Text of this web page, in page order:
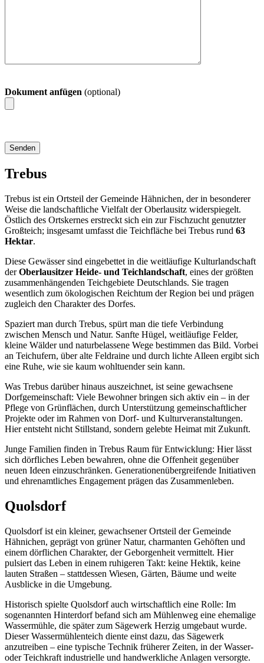
Dokument anfügen (optional)
Trebus
Trebus ist ein Ortsteil der Gemeinde Hähnichen, der in besonderer
Weise die landschaftliche Vielfalt der Oberlausitz widerspiegelt.
Östlich des Ortskernes erstreckt sich ein zur Fischzucht genutzter
Großteich; insgesamt umfasst die Teichfläche bei Trebus rund 63
Hektar.
Diese Gewässer sind eingebettet in die weitläufige Kulturlandschaft
derOberlausitzer Heide- und Teichlandschaft, eines der größten
zusammenhängenden Teichgebiete Deutschlands. Sie tragen
wesentlich zum ökologischen Reichtum der Region bei und prägen
zugleich den Charakter des Dorfes.
Spaziert man durch Trebus, spürt man die tiefe Verbindung
zwischen Mensch und Natur. Sanfte Hügel, weitläufige Felder,
kleine Wälder und naturbelassene Wege bestimmen das Bild. Vorbei
an Teichufern, über alte Feldraine und durch lichte Alleen ergibt sich
eine Ruhe, wie sie kaum wohltuender sein kann.
Was Trebus darüber hinaus auszeichnet, ist seine gewachsene
Dorfgemeinschaft: Viele Bewohner bringen sich aktiv ein – in der
Pflege von Grünflächen, durch Unterstützung gemeinschaftlicher
Projekte oder im Rahmen von Dorf- und Kulturveranstaltungen.
Hier entsteht nicht Stillstand, sondern gelebte Heimat mit Zukunft.
Junge Familien finden in Trebus Raum für Entwicklung: Hier lässt
sich dörfliches Leben bewahren, ohne die Offenheit gegenüber
neuen Ideen einzuschränken. Generationenübergreifende Initiativen
und ehrenamtliches Engagement prägen das Zusammenleben.
Quolsdorf
Quolsdorf ist ein kleiner, gewachsener Ortsteil der Gemeinde
Hähnichen, geprägt von grüner Natur, charmanten Gehöften und
einem dörflichen Charakter, der Geborgenheit vermittelt. Hier
pulsiert das Leben in einem ruhigeren Takt: keine Hektik, keine
lauten Straßen – stattdessen Wiesen, Gärten, Bäume und weite
Ausblicke in die Umgebung.
Historisch spielte Quolsdorf auch wirtschaftlich eine Rolle: Im
sogenannten Hinterdorf befand sich am Mühlenweg eine ehemalige
Wassermühle, die später zum Sägewerk Herzig umgebaut wurde.
Dieser Wassermühlenteich diente einst dazu, das Sägewerk
anzutreiben – eine typische Technik früherer Zeiten, in der Wasser-
oder Teichkraft industrielle und handwerkliche Anlagen versorgte.